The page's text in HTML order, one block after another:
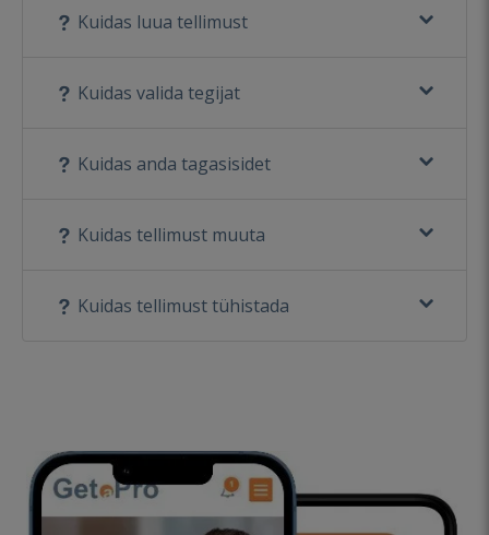
Kuidas luua tellimust
Kuidas valida tegijat
Kuidas anda tagasisidet
Kuidas tellimust muuta
Kuidas tellimust tühistada